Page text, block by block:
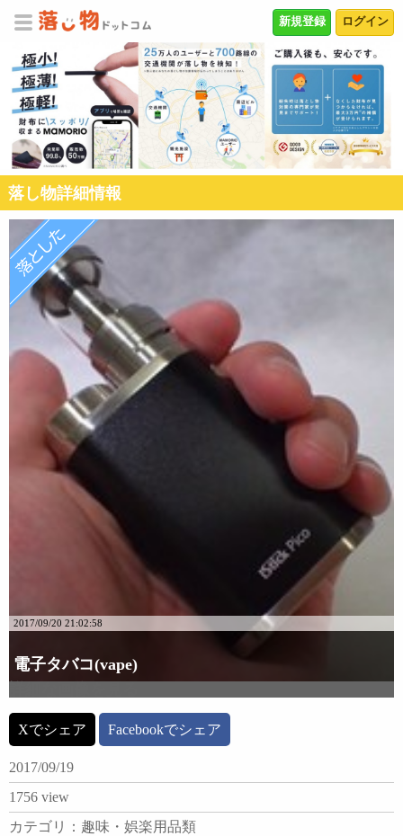
ログイン
新規登録
落し物詳細情報
2017/09/20 21:02:58
電子タバコ(vape)
Xでシェア Facebookでシェア
2017/09/19
1756 view
カテゴリ：趣味・娯楽用品類